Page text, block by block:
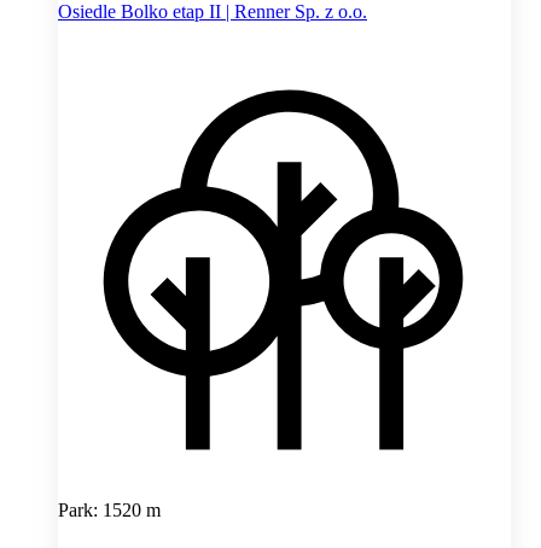
Osiedle Bolko etap II | Renner Sp. z o.o.
Park: 1520 m